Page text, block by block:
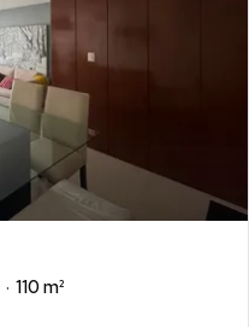
110 m²